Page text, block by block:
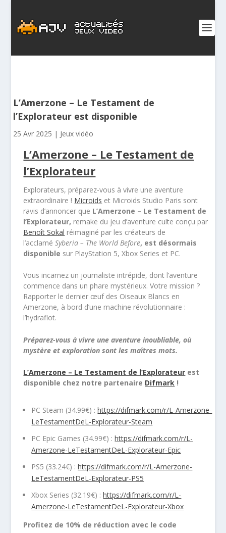
L’Amerzone – Le Testament de
l’Explorateur est disponible
25 Avr 2025 | Jeux vidéo
L’Amerzone – Le Testament de
l’Explorateur
Explorateurs, préparez-vous à vivre une aventure
extraordinaire ! Microids et Microids Studio Paris sont
ravis d’annoncer que L’Amerzone – Le Testament de
l’Explorateur, remake du jeu d’aventure culte conçu par
Benoît Sokal réimaginé par les créateurs de
l’acclaméSyberia – The World Before, est désormais
disponible sur PlayStation 5, Xbox Series et PC.
Vous incarnez un journaliste intrépide, dont l’aventure
commence dans un phare mystérieux. Votre mission ?
Rapporter le dernier œuf des Oiseaux Blancs en
Amerzone, à bord d’une machine révolutionnaire :
l’hydraflot.
Préparez-vous à vivre une aventure inoubliable, où
mystère et exploration sont les maîtres mots.
L’Amerzone – Le Testament de l’Explorateur est
disponible chez notre partenaire Difmark !
PC Steam (34.99€) :https://difmark.com/r/L-Amerzone-
LeTestamentDeL-Explorateur-Steam
PC Epic Games (34.99€) :https://difmark.com/r/L-
Amerzone-LeTestamentDeL-Explorateur-Epic
PS5 (33.24€) :https://difmark.com/r/L-Amerzone-
LeTestamentDeL-Explorateur-PS5
Xbox Series (32.19€) :https://difmark.com/r/L-
Amerzone-LeTestamentDeL-Explorateur-Xbox
Profitez de 10% de réduction avec le code